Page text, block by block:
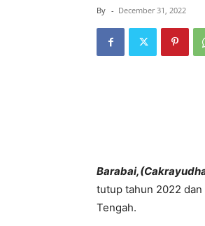
By - December 31, 2022
tutup tahun 2022
Tengah.